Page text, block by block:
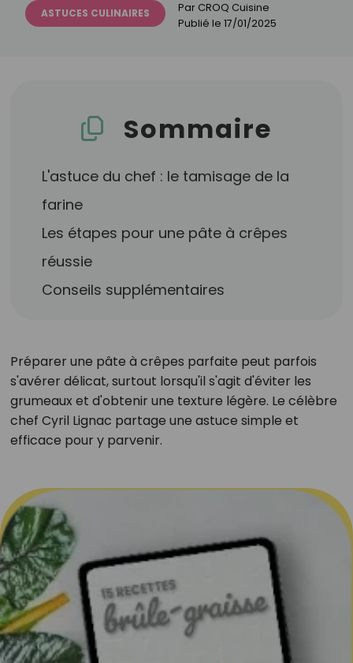
ASTUCES CULINAIRES Par CROQ Cuisine
Publié le 17/01/2025
Sommaire
L'astuce du chef : le tamisage de la
farine
Les étapes pour une pâte à crêpes
réussie
Conseils supplémentaires
Préparer une pâte à crêpes parfaite peut parfois
s'avérer délicat, surtout lorsqu'il s'agit d'éviter les
grumeaux et d'obtenir une texture légère. Le célèbre
chef Cyril Lignac partage une astuce simple et
efficace pour y parvenir.